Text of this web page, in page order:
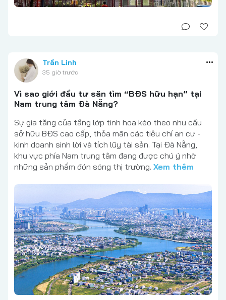
Trần Linh
35 giờ trước
Vì sao giới đầu tư săn tìm “BĐS hữu hạn” tại
Nam trung tâm Đà Nẵng?
Sự gia tăng của tầng lớp tinh hoa kéo theo nhu cầu
sở hữu BĐS cao cấp, thỏa mãn các tiêu chí an cư -
kinh doanh sinh lời và tích lũy tài sản. Tại Đà Nẵng,
khu vực phía Nam trung tâm đang được chú ý nhờ
những sản phẩm đón sóng thị trường. Xem thêm